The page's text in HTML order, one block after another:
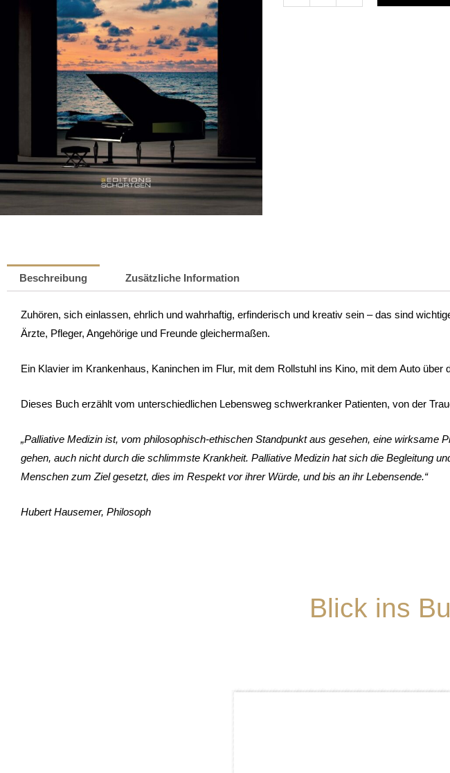
Warschauer
Beschreibung Zusätzliche Information
Zuhören, sich einlassen, ehrlich und wahrhaftig, erfinderisch und kreativ sein – das sind
Ärzte, Pfleger, Angehörige und Freunde gleichermaßen.
Ein Klavier im Krankenhaus, Kaninchen im Flur, mit dem Rollstuhl ins Kino, mit dem Auto über
Dieses Buch erzählt vom unterschiedlichen Lebensweg schwerkranker Patienten, von der
„Palliative Medizin ist, vom philosophisch-ethischen Standpunkt aus gesehen, eine wirksame
gehen, auch nicht durch die schlimmste Krankheit. Palliative Medizin hat sich die Begleitung
Menschen zum Ziel gesetzt, dies im Respekt vor ihrer Würde, und bis an ihr Lebensende.“
Hubert Hausemer, Philosoph
Blick ins